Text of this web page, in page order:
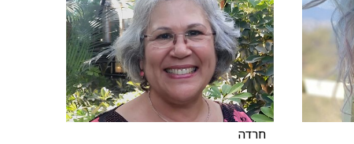
חרדה